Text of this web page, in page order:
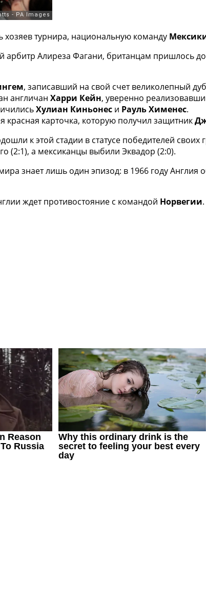
турнира, национальную команду
арбитр Алиреза Фагани, британцам пришлось
, записавший на свой счет великолепный
англичан Харри Кейн, уверенно
Хулиан Киньонес и Рауль Хименес.
карточка, которую получил защитник
к этой стадии в статусе победителей своих
(2:1), а мексиканцы выбили Эквадор (2:0).
знает лишь один эпизод: в 1966 году Англия
ждет противостояние с командой Норвегии.